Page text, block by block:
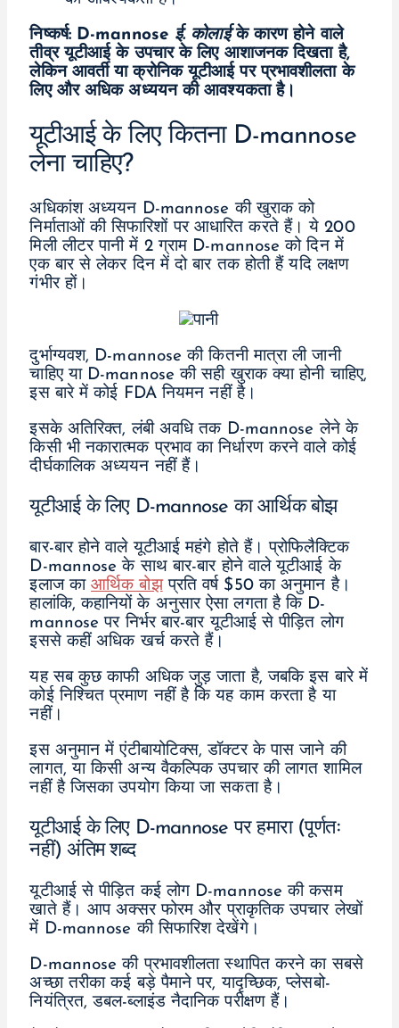
निष्कर्ष: D-mannose ई. कोलाईके कारण होने वाले
तीव्र यूटीआई के उपचार के लिए आशाजनक दिखता है,
लेकिन आवर्ती या क्रोनिक यूटीआई पर प्रभावशीलता के
लिए और अधिक अध्ययन की आवश्यकता है।
यूटीआई के लिए कितना D-mannose
लेना चाहिए?
अधिकांश अध्ययन D-mannose की खुराक को
निर्माताओं की सिफारिशों पर आधारित करते हैं। ये 200
मिली लीटर पानी में 2 ग्राम D-mannose को दिन में
एक बार से लेकर दिन में दो बार तक होती हैं यदि लक्षण
गंभीर हों।
दुर्भाग्यवश, D-mannose की कितनी मात्रा ली जानी
चाहिए या D-mannose की सही खुराक क्या होनी चाहिए,
इस बारे में कोई FDA नियमन नहीं है।
इसके अतिरिक्त, लंबी अवधि तक D-mannose लेने के
किसी भी नकारात्मक प्रभाव का निर्धारण करने वाले कोई
दीर्घकालिक अध्ययन नहीं हैं।
यूटीआई के लिए D-mannose का आर्थिक बोझ
बार-बार होने वाले यूटीआई महंगे होते हैं। प्रोफिलैक्टिक
D-mannose के साथ बार-बार होने वाले यूटीआई के
इलाज काआर्थिक बोझप्रति वर्ष $50 का अनुमान है।
हालांकि, कहानियों के अनुसार ऐसा लगता है कि D-
mannose पर निर्भर बार-बार यूटीआई से पीड़ित लोग
इससे कहीं अधिक खर्च करते हैं।
यह सब कुछ काफी अधिक जुड़ जाता है, जबकि इस बारे में
कोई निश्चित प्रमाण नहीं है कि यह काम करता है या
नहीं।
इस अनुमान में एंटीबायोटिक्स, डॉक्टर के पास जाने की
लागत, या किसी अन्य वैकल्पिक उपचार की लागत शामिल
नहीं है जिसका उपयोग किया जा सकता है।
यूटीआई के लिए D-mannose पर हमारा (पूर्णतः
नहीं) अंतिम शब्द
यूटीआई से पीड़ित कई लोग D-mannose की कसम
खाते हैं। आप अक्सर फोरम और प्राकृतिक उपचार लेखों
में D-mannose की सिफारिश देखेंगे।
D-mannose की प्रभावशीलता स्थापित करने का सबसे
अच्छा तरीका कई बड़े पैमाने पर, यादृच्छिक, प्लेसबो-
नियंत्रित, डबल-ब्लाइंड नैदानिक परीक्षण हैं।